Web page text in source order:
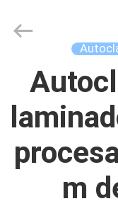
HOGAR
PRODUCTOS
SOBRE
NOSOTROS
Rights
m